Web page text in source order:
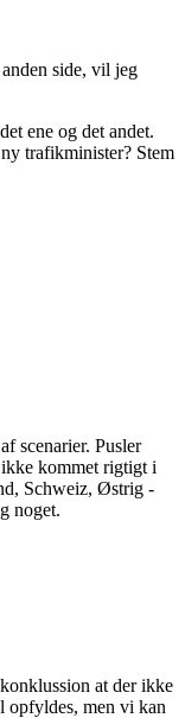
side, vil jeg
ene og det andet.
trafikminister? Stem
scenarier. Pusler
ikke kommet rigtigt i
Schweiz, Østrig -
noget.
at der ikke
opfyldes, men vi kan